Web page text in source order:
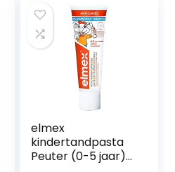
elmex
kindertandpasta
Peuter (0-5 jaar)